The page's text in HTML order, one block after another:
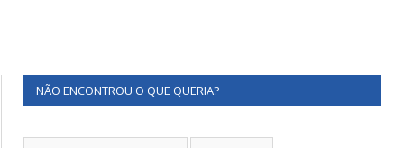
NÃO ENCONTROU O QUE QUERIA?